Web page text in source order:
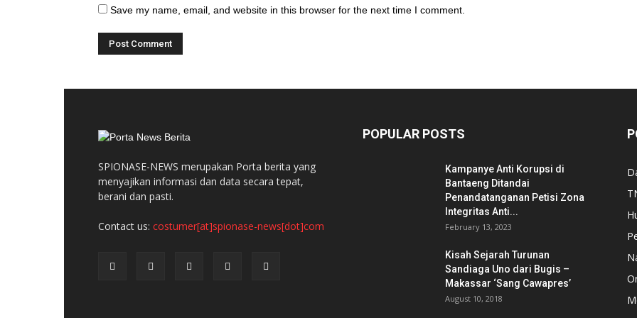
Save my name, email, and website in this browser for the next time I comment.
SPIONASE-NEWS merupakan Porta berita yang
menyajikan informasi dan data secara tepat,
berani dan pasti.
Contact us: costumer[at]spionase-news[dot]com
POPULAR POSTS
Kampanye Anti Korupsi di
Bantaeng Ditandai
Penandatanganan Petisi Zona
Integritas Anti...
February 13, 2023
Kisah Sejarah Turunan
Sandiaga Uno dari Bugis –
Makassar ‘Sang Cawapres’
August 10, 2018